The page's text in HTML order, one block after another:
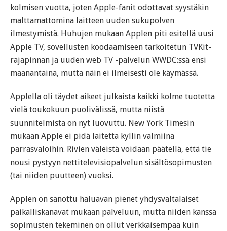
kolmisen vuotta, joten Apple-fanit odottavat syystäkin
malttamattomina laitteen uuden sukupolven
ilmestymistä. Huhujen mukaan Applen piti esitellä uusi
Apple TV, sovellusten koodaamiseen tarkoitetun TVKit-
rajapinnan ja uuden web TV -palvelun WWDC:ssä ensi
maanantaina, mutta näin ei ilmeisesti ole käymässä.
Applella oli täydet aikeet julkaista kaikki kolme tuotetta
vielä toukokuun puolivälissä, mutta niistä
suunnitelmista on nyt luovuttu. New York Timesin
mukaan Apple ei pidä laitetta kyllin valmiina
parrasvaloihin. Rivien väleistä voidaan päätellä, että tie
nousi pystyyn nettitelevisiopalvelun sisältösopimusten
(tai niiden puutteen) vuoksi.
Applen on sanottu haluavan pienet yhdysvaltalaiset
paikalliskanavat mukaan palveluun, mutta niiden kanssa
sopimusten tekeminen on ollut verkkaisempaa kuin